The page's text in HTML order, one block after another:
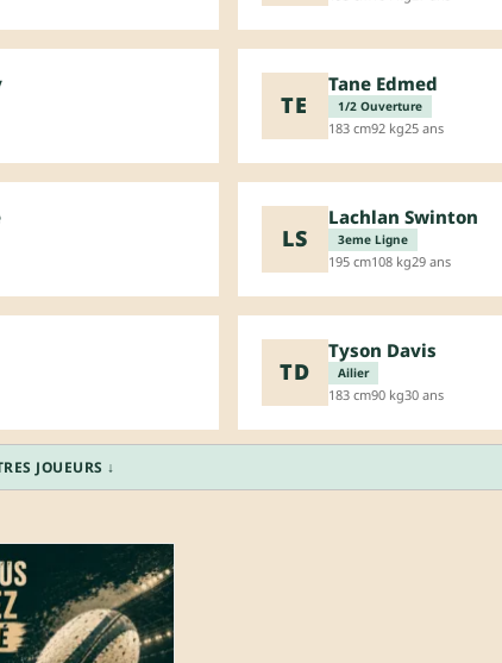
TE
Tane Edmed
1/2 Ouverture
183 cm92 kg25 ans
LS
Lachlan Swinton
3eme Ligne
195 cm108 kg29 ans
TD
Tyson Davis
Ailier
183 cm90 kg30 ans
JOUEURS ↓